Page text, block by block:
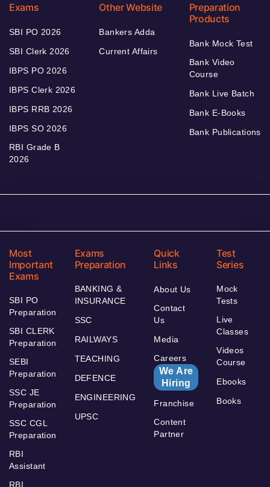
Exams
SBI PO 2026
SBI Clerk 2026
IBPS PO 2026
IBPS Clerk 2026
IBPS RRB 2026
IBPS SO 2026
RBI Grade B
2026
Other Website
Bankers Adda
Current Affairs
Preparation
Products
Bank Mock Test
Bank Video
Course
Bank Live Batch
Bank E-Books
Bank Publications
Most
Important
Exams
SBI PO
Preparation
SBI CLERK
Preparation
SEBI
Preparation
SSC JE
Preparation
SSC CGL
Preparation
RBI
Assistant
RBI
Exams
Preparation
BANKING &
INSURANCE
SSC
RAILWAYS
TEACHING
DEFENCE
ENGINEERING
UPSC
Quick
Links
About Us
Contact
Us
Media
Careers
We Are
Hiring
Franchise
Content
Partner
Test
Series
Mock
Tests
Live
Classes
Videos
Course
Ebooks
Books